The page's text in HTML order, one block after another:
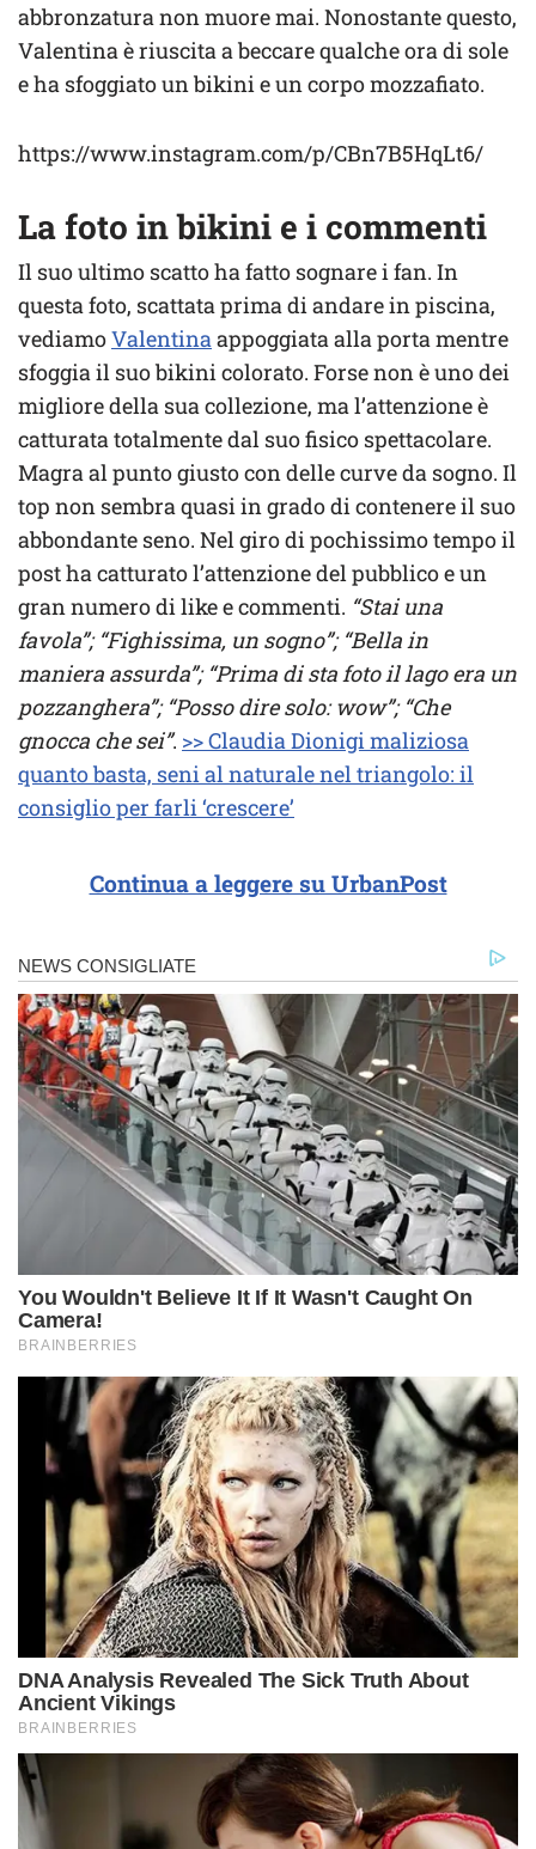
abbronzatura non muore mai. Nonostante questo,
Valentina è riuscita a beccare qualche ora di sole
e ha sfoggiato un bikini e un corpo mozzafiato.
https://www.instagram.com/p/CBn7B5HqLt6/
La foto in bikini e i commenti
Il suo ultimo scatto ha fatto sognare i fan. In
questa foto, scattata prima di andare in piscina,
vediamoValentina appoggiata alla porta mentre
sfoggia il suo bikini colorato. Forse non è uno dei
migliore della sua collezione, ma l’attenzione è
catturata totalmente dal suo fisico spettacolare.
Magra al punto giusto con delle curve da sogno. Il
top non sembra quasi in grado di contenere il suo
abbondante seno. Nel giro di pochissimo tempo il
post ha catturato l’attenzione del pubblico e un
gran numero di like e commenti. “Stai una
favola”; “Fighissima, un sogno”; “Bella in
maniera assurda”; “Prima di sta foto il lago era un
pozzanghera”; “Posso dire solo: wow”; “Che
gnocca che sei”. >> Claudia Dionigi maliziosa
quanto basta, seni al naturale nel triangolo: il
consiglio per farli ‘crescere’
Continua a leggere su UrbanPost